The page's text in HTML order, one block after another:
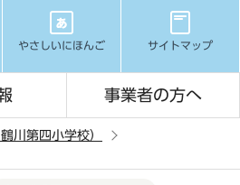
やさしいにほんご サイトマップ
事業者の方へ
川第四小学校）